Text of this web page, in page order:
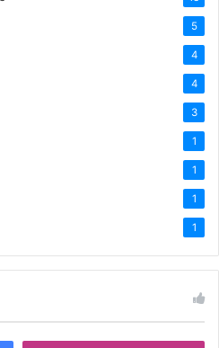
5
4
4
3
1
1
1
1